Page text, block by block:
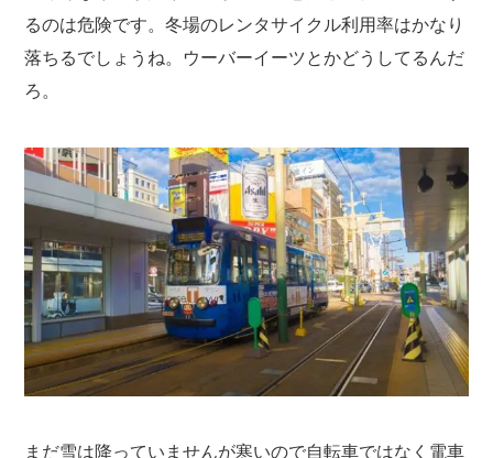
るのは危険です。冬場のレンタサイクル利用率はかなり
落ちるでしょうね。ウーバーイーツとかどうしてるんだ
ろ。
まだ雪は降っていませんが寒いので自転車ではなく電車